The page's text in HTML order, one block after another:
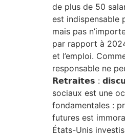
de plus de 50
est indispensable
mais pas
par rapport à
et l’emploi.
responsable ne
𝗥𝗲𝘁𝗿𝗮𝗶𝘁𝗲𝘀 :
sociaux est une
fondamentales :
futures est
États-Unis